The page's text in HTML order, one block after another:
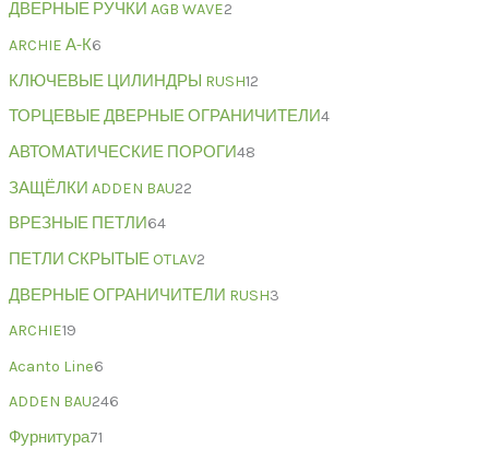
ДВЕРНЫЕ РУЧКИ AGB WAVE2
ARCHIE А-К6
КЛЮЧЕВЫЕ ЦИЛИНДРЫ RUSH12
ТОРЦЕВЫЕ ДВЕРНЫЕ ОГРАНИЧИТЕЛИ4
АВТОМАТИЧЕСКИЕ ПОРОГИ48
ЗАЩЁЛКИ ADDEN BAU22
ВРЕЗНЫЕ ПЕТЛИ64
ПЕТЛИ СКРЫТЫЕ OTLAV2
ДВЕРНЫЕ ОГРАНИЧИТЕЛИ RUSH3
ARCHIE19
Acanto Line6
ADDEN BAU246
Фурнитура71